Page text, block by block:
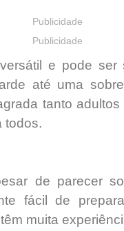
Publicidade
Publicidade
e pode ser
de até uma
tanto
todos.
de parecer
fácil de
muita